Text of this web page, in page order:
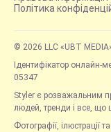
Політика
© 2026 LLC «UBT
Ідентифікатор онлайн-
05347
Styler є розважальним
людей, тренди і все, що
Фотографії, ілюстрації